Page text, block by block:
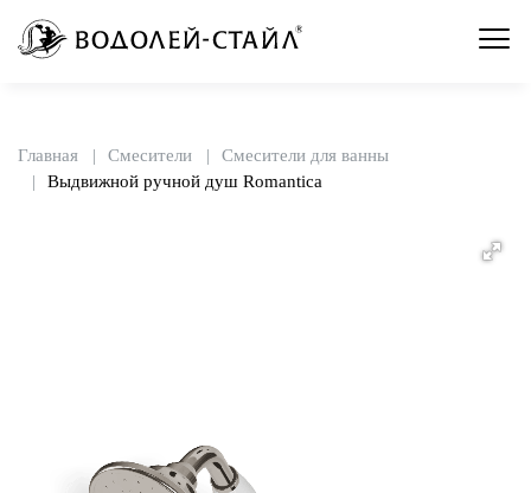
Главная Смесители
Смесители для ванны
Выдвижной ручной душ Romantica